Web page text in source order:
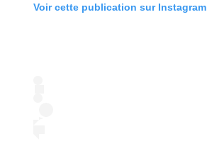
Voir cette publication sur Instagram